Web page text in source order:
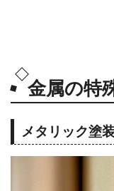
金属の特
メタリック塗